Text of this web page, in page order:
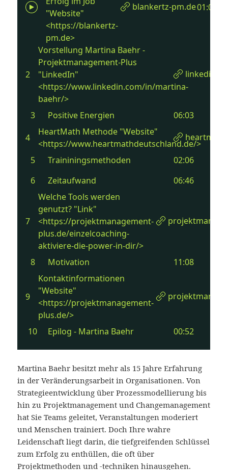
Martina Baehr besitzt mehr als 15 Jahre Erfahrung
in der Veränderungsarbeit in Organisationen. Von
Strategieentwicklung über Prozessmodellierung bis
hin zu Projektmanagement und Changemanagement
hat Sie Teams geleitet, Veranstaltungen moderiert
und Menschen trainiert. Doch Ihre wahre
Leidenschaft liegt darin, die tiefgreifenden Schlüssel
zum Erfolg zu enthüllen, die oft über
Projektmethoden und -techniken hinausgehen.